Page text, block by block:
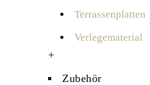
Terrassenplatten
Verlegematerial
+
Zubehör